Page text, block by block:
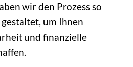
wir den Prozess so
um Ihnen
und finanzielle